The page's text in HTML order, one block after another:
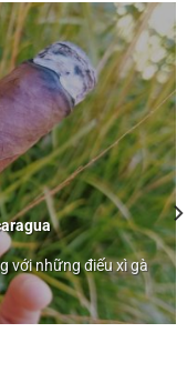
với những điếu xì gà